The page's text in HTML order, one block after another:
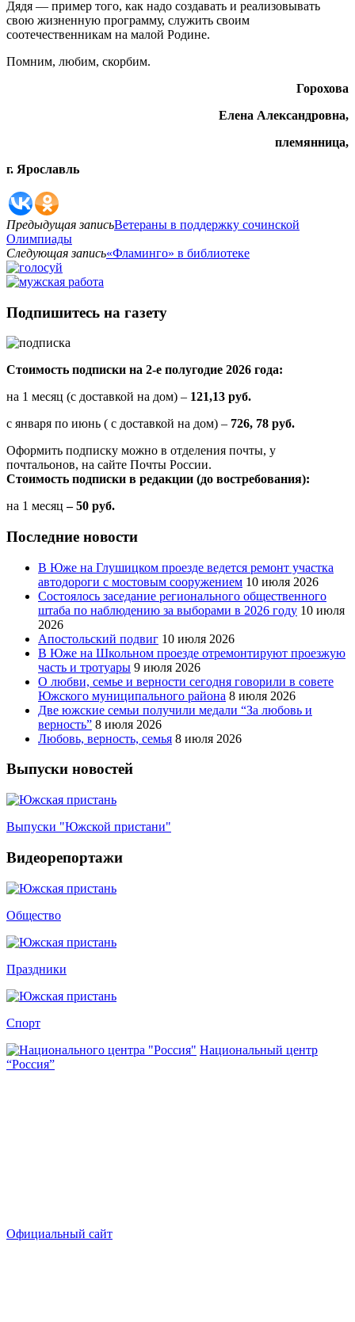
Дядя — пример того, как надо создавать и реализовывать
свою жизненную программу, служить своим
соотечественникам на малой Родине.
Помним, любим, скорбим.
Горохова
Елена Александровна,
племянница,
г. Ярославль
Предыдущая записьВетераны в поддержку сочинской
Олимпиады
Следующая запись«Фламинго» в библиотеке
Подпишитесь на газету
Стоимость подписки на 2-е полугодие 2026 года:
на 1 месяц (с доставкой на дом) – 121,13 руб.
с января по июнь ( с доставкой на дом) – 726, 78 руб.
Оформить подписку можно в отделения почты, у
почтальонов, на сайте Почты России.
Стоимость подписки в редакции (до востребования):
на 1 месяц – 50 руб.
Последние новости
В Юже на Глушицком проезде ведется ремонт участка
автодороги с мостовым сооружением 10 июля 2026
Состоялось заседание регионального общественного
штаба по наблюдению за выборами в 2026 году 10 июля
2026
Апостольский подвиг 10 июля 2026
В Юже на Школьном проезде отремонтируют проезжую
часть и тротуары 9 июля 2026
О любви, семье и верности сегодня говорили в совете
Южского муниципального района 8 июля 2026
Две южские семьи получили медали “За любовь и
верность” 8 июля 2026
Любовь, верность, семья 8 июля 2026
Выпуски новостей
Выпуски "Южской пристани"
Видеорепортажи
Общество
Праздники
Спорт
Национальный центр
“Россия”
Официальный сайт